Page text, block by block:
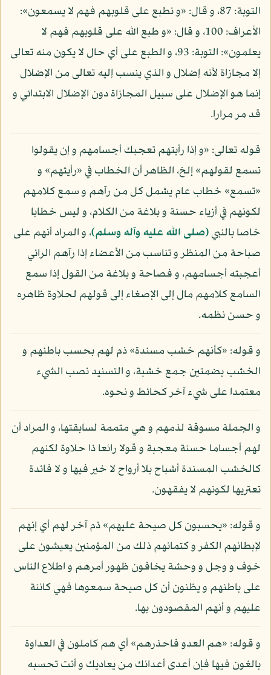
التوبة: 87، و قال: «و نطبع على قلوبهم فهم لا يسمعون»:
الأعراف: 100، و قال: «و طبع الله على قلوبهم فهم لا
يعلمون»: التوبة: 93، و الطبع على أي حال لا يكون منه تعالى
إلا مجازاة لأنه إضلال و الذي ينسب إليه تعالى من الإضلال
إنما هو الإضلال على سبيل المجازاة دون الإضلال الابتدائي و
قد مر مرارا.
قوله تعالى: «و إذا رأيتهم تعجبك أجسامهم و إن يقولوا
تسمع لقولهم» إلخ، الظاهر أن الخطاب في «رأيتهم» و
«تسمع» خطاب عام يشمل كل من رآهم و سمع كلامهم
لكونهم في أزياء حسنة و بلاغة من الكلام، و ليس خطابا
خاصا بالنبي(صلى الله عليه وآله وسلم)، و المراد أنهم على
صباحة من المنظر و تناسب من الأعضاء إذا رآهم الرائي
أعجبته أجسامهم، و فصاحة و بلاغة من القول إذا سمع
السامع كلامهم مال إلى الإصغاء إلى قولهم لحلاوة ظاهره
و حسن نظمه.
و قوله: «كأنهم خشب مسندة» ذم لهم بحسب باطنهم و
الخشب بضمتين جمع خشبة، و التسنيد نصب الشيء
معتمدا على شيء آخر كحائط و نحوه.
و الجملة مسوقة لذمهم و هي متممة لسابقتها، و المراد أن
لهم أجساما حسنة معجبة و قولا رائعا ذا حلاوة لكنهم
كالخشب المسندة أشباح بلا أرواح لا خير فيها و لا فائدة
تعتريها لكونهم لا يفقهون.
و قوله: «يحسبون كل صيحة عليهم» ذم آخر لهم أي إنهم
لإبطانهم الكفر و كتمانهم ذلك من المؤمنين يعيشون على
خوف و وجل و وحشة يخافون ظهور أمرهم و اطلاع الناس
على باطنهم و يظنون أن كل صيحة سمعوها فهي كائنة
عليهم و أنهم المقصودون بها.
و قوله: «هم العدو فاحذرهم» أي هم كاملون في العداوة
بالغون فيها فإن أعدى أعدائك من يعاديك و أنت تحسبه